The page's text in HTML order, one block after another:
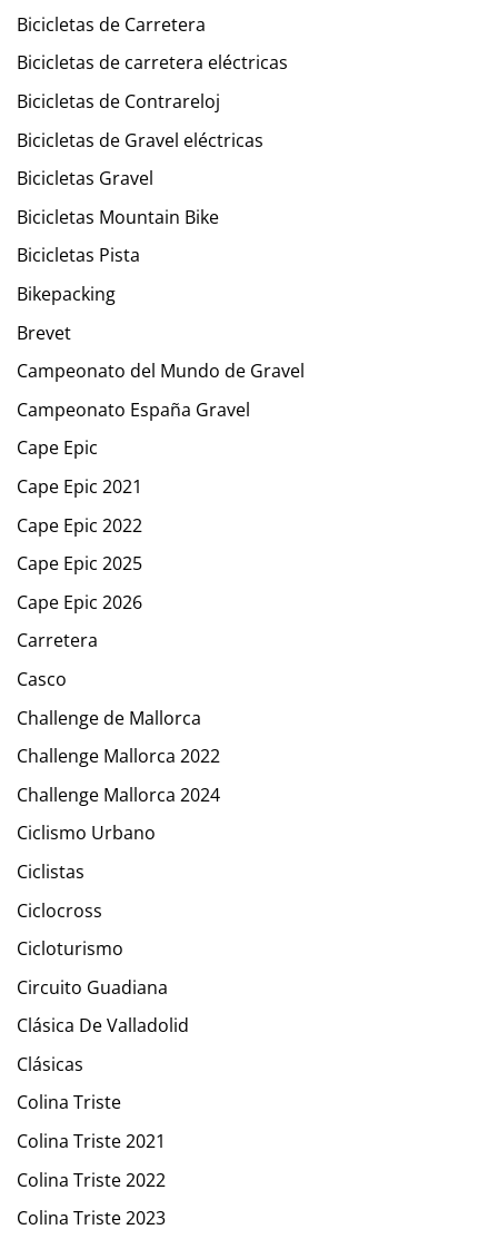
Bicicletas de Carretera
Bicicletas de carretera eléctricas
Bicicletas de Contrareloj
Bicicletas de Gravel eléctricas
Bicicletas Gravel
Bicicletas Mountain Bike
Bicicletas Pista
Bikepacking
Brevet
Campeonato del Mundo de Gravel
Campeonato España Gravel
Cape Epic
Cape Epic 2021
Cape Epic 2022
Cape Epic 2025
Cape Epic 2026
Carretera
Casco
Challenge de Mallorca
Challenge Mallorca 2022
Challenge Mallorca 2024
Ciclismo Urbano
Ciclistas
Ciclocross
Cicloturismo
Circuito Guadiana
Clásica De Valladolid
Clásicas
Colina Triste
Colina Triste 2021
Colina Triste 2022
Colina Triste 2023